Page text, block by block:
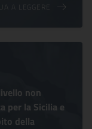
A LEGGERE
non
per la Sicilia e
della